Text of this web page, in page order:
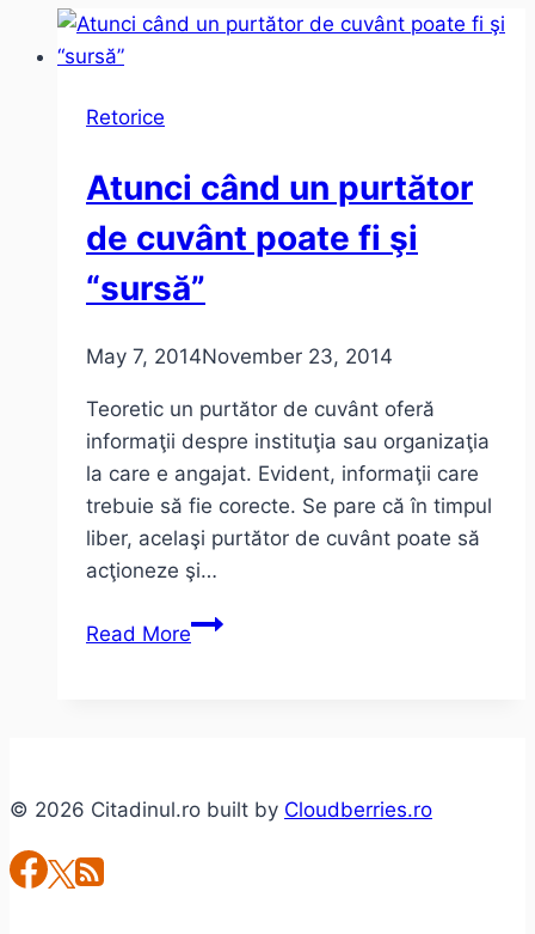
Retorice
Atunci când un purtător
de cuvânt poate fi şi
“sursă”
May 7, 2014November 23, 2014
Teoretic un purtător de cuvânt oferă
informaţii despre instituţia sau organizaţia
la care e angajat. Evident, informaţii care
trebuie să fie corecte. Se pare că în timpul
liber, acelaşi purtător de cuvânt poate să
acţioneze şi…
Read MoreAtunci
poate
© 2026 Citadinul.ro built by Cloudberries.ro